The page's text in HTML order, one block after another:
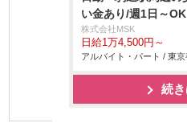
い金あり/週1日～OK
株式会社MSK
日給1万4,500円～
アルバイト・パート / 東京
続